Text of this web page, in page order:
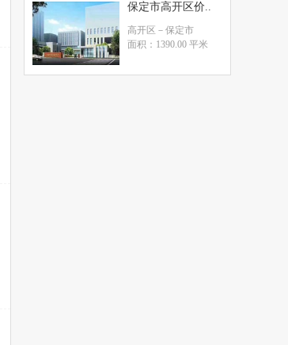
保定市高开区价..
高开区 －保定市
面积：1390.00 平米